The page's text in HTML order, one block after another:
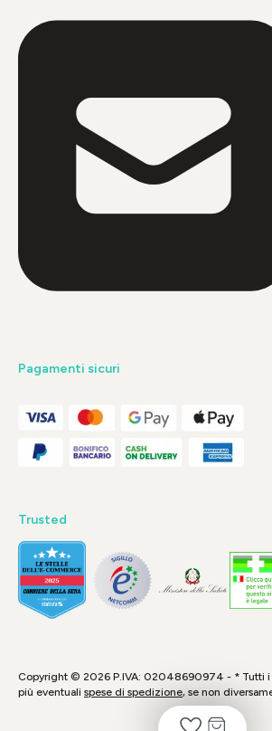
Pagamenti sicuri
Trusted
Copyright © 2026 P.IVA: 02048690974 - * Tutti i
più eventuali spese di spedizione, se non